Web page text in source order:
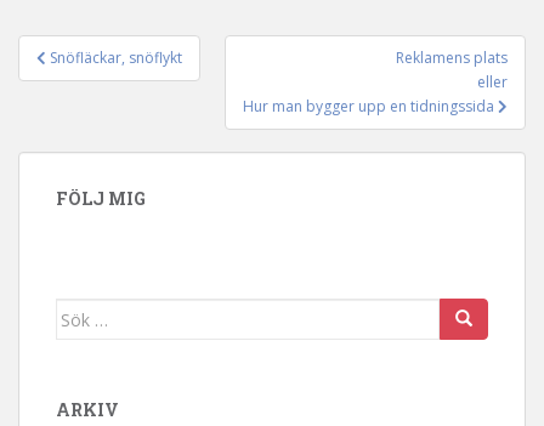
Inläggsnavigering
Snöfläckar, snöflykt
Reklamens plats
eller
Hur man bygger upp en tidningssida
FÖLJ MIG
Sök efter:
ARKIV